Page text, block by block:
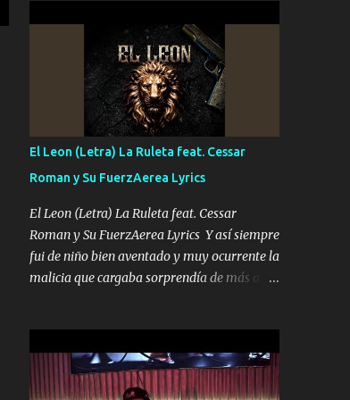
por el interés P...
inteligente junto con su hermano el TRES
blindado el Estado tiene andan ESPERANDO
al UNO QUE PRONTO ESTARÁ PRESENTE
Que no falten las bucanas ni tampoco las
mujeres porque es platica de grandes por eso
hay que estar alegres doy las instrucciones
para atender los deberes Música Si es que
salta algún problema de confianza tengo
gente ahí está el Hombre Cuarenta y
también Pariente 7 arreglan cualquier
problema no más es cuestión que ordené
NOS HACE FALTA UN HERMANO DE CLAVE
SIEMPRE VIO POR LA FAMILIA PARA QUE
SIGA EL LEGADO Es el DOS de los
HERMANOS un cerebro inteligente y com...
El Leon (Letra) La Ruleta feat. Cessar
Roman y Su FuerzAerea Lyrics
El Leon (Letra) La Ruleta feat. Cessar
Roman y Su FuerzAerea Lyrics Y así siempre
fui de niño bien aventado y muy ocurrente la
malicia que cargaba sorprendía de más a la
Tranquilo me la navego ando en lo mío sin
ni un pendiente si hay problemas lo